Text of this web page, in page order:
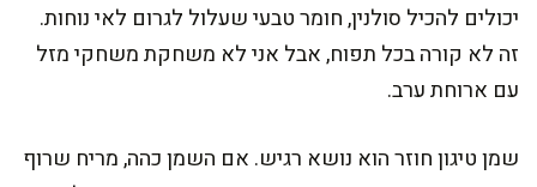
יכולים להכיל סולנין, חומר טבעי שעלול לגרום לאי נוחות.
זה לא קורה בכל תפוח, אבל אני לא משחקת משחקי מזל
עם ארוחת ערב.
שמן טיגון חוזר הוא נושא רגיש. אם השמן כהה, מריח שרוף